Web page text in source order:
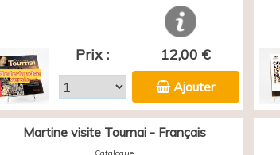
Prix : 12,00 €
Ajouter
Martine visite Tournai - Français